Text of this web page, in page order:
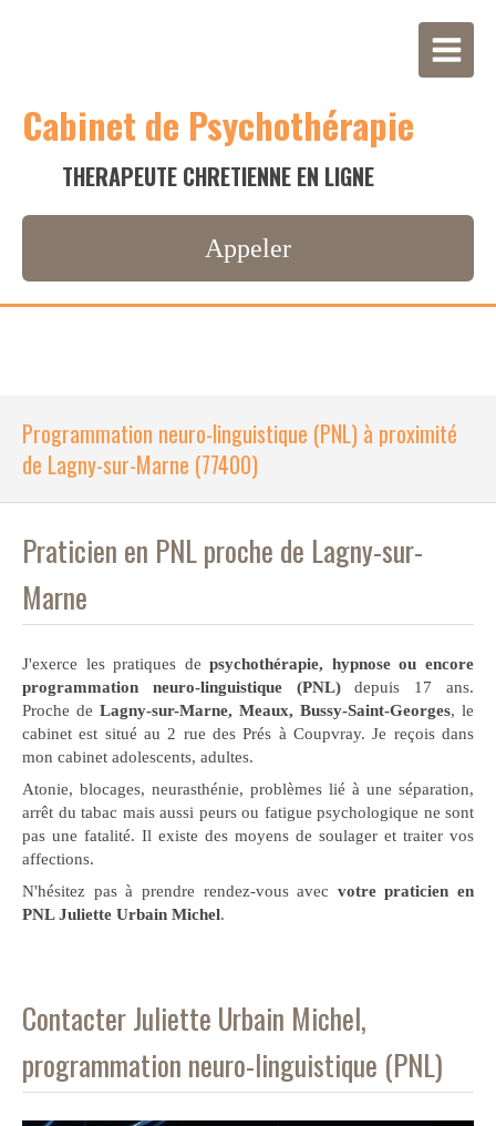
Cabinet de Psychothérapie
THERAPEUTE CHRETIENNE EN LIGNE
Appeler
Programmation neuro-linguistique (PNL) à proximité
de Lagny-sur-Marne (77400)
Praticien en PNL proche de Lagny-sur-
Marne
J'exerce les pratiques depsychothérapie, hypnose ou encore
programmation neuro-linguistique (PNL)depuis 17 ans.
Proche de Lagny-sur-Marne, Meaux, Bussy-Saint-Georges, le
cabinet est situé au 2 rue des Prés à Coupvray. Je reçois dans
mon cabinet adolescents, adultes.
Atonie, blocages, neurasthénie, problèmes lié à une séparation,
arrêt du tabac mais aussi peurs ou fatigue psychologique ne sont
pas une fatalité. Il existe des moyens de soulager et traiter vos
affections.
N'hésitez pas à prendre rendez-vous avec votre praticien en
PNL Juliette Urbain Michel.
Contacter Juliette Urbain Michel,
programmation neuro-linguistique (PNL)